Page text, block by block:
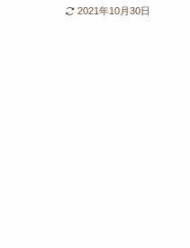
2021年10月30日